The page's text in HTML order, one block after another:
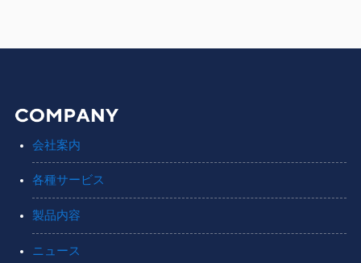
会社案内
各種サービス
製品内容
ニュース